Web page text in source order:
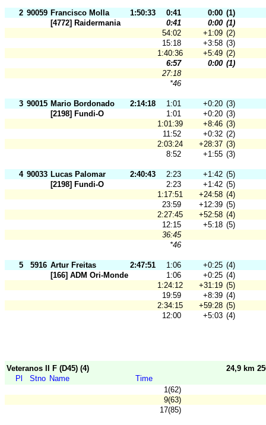
2 90059 Francisco Molla 1:50:33 0:41 0:00 (1)
[4772] Raidermania
0:41 0:00 (1)
54:02
+1:09 (2)
15:18
+3:58 (3)
1:40:36
+5:49 (2)
6:57
0:00 (1)
27:18
*46
3 90015 Mario Bordonado 2:14:18 1:01 +0:20 (3)
[2198] Fundi-O
1:01 +0:20 (3)
1:01:39
+8:46 (3)
11:52
+0:32 (2)
2:03:24
+28:37 (3)
8:52
+1:55 (3)
4 90033 Lucas Palomar 2:40:43 2:23 +1:42 (5)
[2198] Fundi-O
2:23 +1:42 (5)
1:17:51
+24:58 (4)
23:59
+12:39 (5)
2:27:45
+52:58 (4)
12:15
+5:18 (5)
36:45
*46
5 5916 Artur Freitas 2:47:51 1:06 +0:25 (4)
[166] ADM Ori-Mondego
1:06 +0:25 (4)
1:24:12
+31:19 (5)
19:59
+8:39 (4)
2:34:15
+59:28 (5)
12:00
+5:03 (4)
Veteranos II F (D45) (4)
24,9 km
Pl
Stno Name
Time
1(62)
9(63)
17(85)